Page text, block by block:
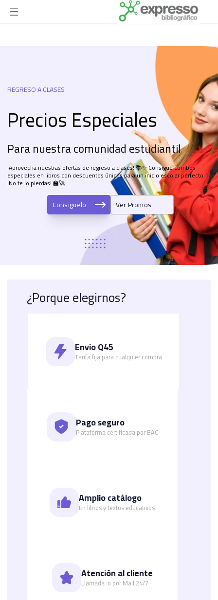
REGRESO A CLASES
Precios Especiales
Para nuestra comunidad estudiantil
¡Aprovecha nuestras ofertas de regreso a clases! 📚✨ Consigue combos
especiales en libros con descuentos únicos para un inicio escolar perfecto.
¡No te lo pierdas! 🏫🚀
Consiguelo Ver Promos
¿Porque elegirnos?
Envio Q45
Tarifa fija para cualquier compra
Pago seguro
Plataforma certificada por BAC
Amplio catálogo
En libros y textos educativos
Atención al cliente
Llamada o por Mail 24/7